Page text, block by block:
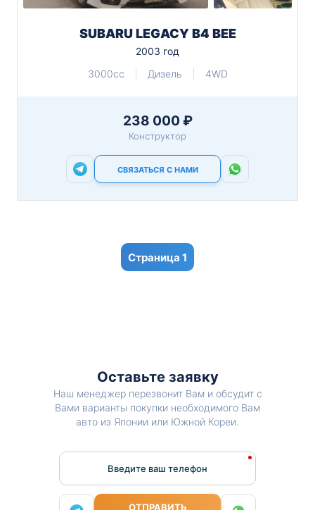
SUBARU LEGACY B4 BЕЕ
2003 год
3000cc
Дизель 4WD
238 000 ₽
Конструктор
СВЯЗАТЬСЯ С НАМИ
1
Оставьте заявку
Наш менеджер перезвонит Вам и обсудит с
Вами варианты покупки необходимого Вам
авто из Японии или Южной Кореи.
Введите ваш телефон
ОТПРАВИТЬ